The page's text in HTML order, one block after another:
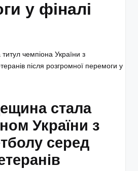
у фіналі
стала
України з
серед